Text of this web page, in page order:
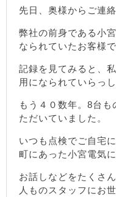
先日、奥様からご連
弊社の前身である小
なられていたお客様で
記録を見てみると、
用になられていらっ
もう４０数年。8台
ただいていました。
いつも点検でご自宅
町にあった小宮電気
お話しなどをたくさ
人ものスタッフにお